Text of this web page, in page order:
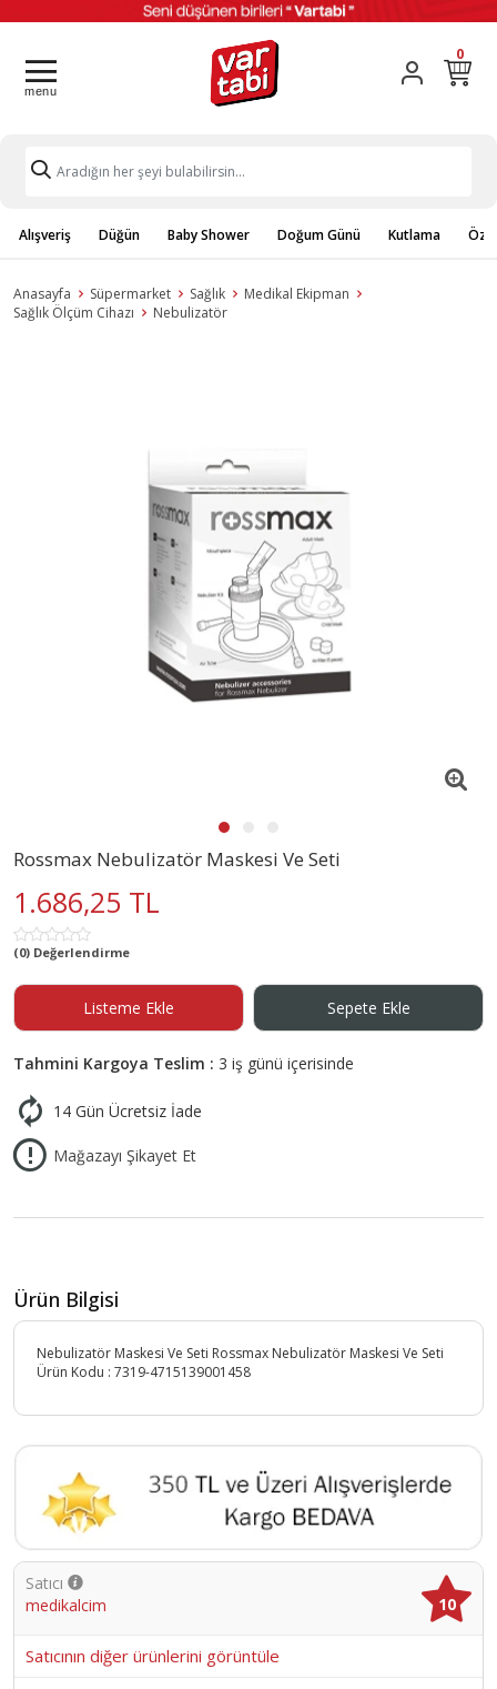
0
Alışveriş Düğün Baby Shower Doğum Günü Kutlama
Anasayfa Süpermarket Sağlık
Medikal Ekipman
Sağlık Ölçüm Cihazı
Nebulizatör
Rossmax Nebulizatör Maskesi Ve Seti
1.686,25 TL
(0) Değerlendirme
Listeme Ekle Sepete Ekle
Tahmini Kargoya Teslim : 3 iş günü içerisinde
14 Gün Ücretsiz İade
Mağazayı Şikayet Et
Ürün Bilgisi
Nebulizatör Maskesi Ve Seti Rossmax Nebulizatör Maskesi Ve Seti
Ürün Kodu : 7319-4715139001458
Satıcı
medikalcim
10
Satıcının diğer ürünlerini görüntüle